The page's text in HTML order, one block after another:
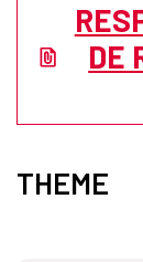
DE
THEME